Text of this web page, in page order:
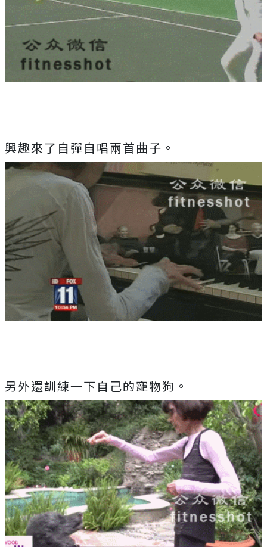
興趣來了自彈自唱兩首曲子。
另外還訓練一下自己的寵物狗。